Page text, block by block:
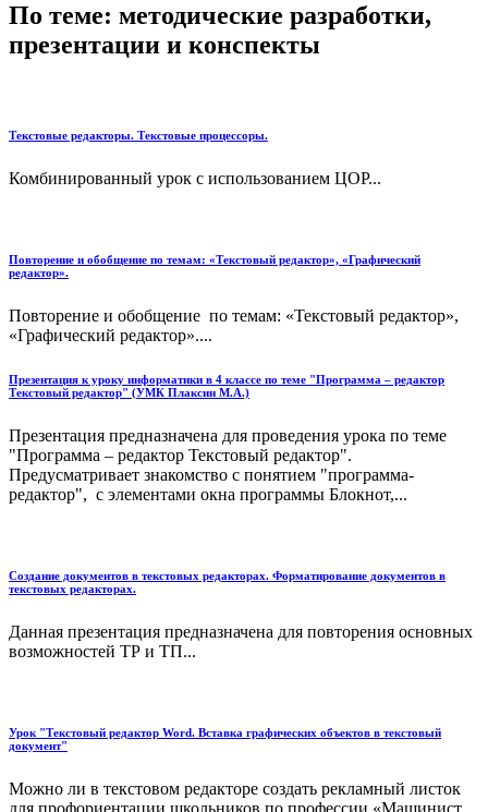
По теме: методические разработки,
презентации и конспекты
Текстовые редакторы. Текстовые процессоры.
Комбинированный урок с использованием ЦОР...
Повторение и обобщение по темам: «Текстовый редактор», «Графический
редактор».
Повторение и обобщение по темам: «Текстовый редактор»,
«Графический редактор»....
Презентация к уроку информатики в 4 классе по теме "Программа – редактор
Текстовый редактор" (УМК Плаксин М.А.)
Презентация предназначена для проведения урока по теме
"Программа – редактор Текстовый редактор".
Предусматривает знакомство с понятием "программа-
редактор", с элементами окна программы Блокнот,...
Создание документов в текстовых редакторах. Форматирование документов в
текстовых редакторах.
Данная презентация предназначена для повторения основных
возможностей ТР и ТП...
Урок "Текстовый редактор Word. Вставка графических объектов в текстовый
документ"
Можно ли в текстовом редакторе создать рекламный листок
для профориентации школьников по профессии «Машинист